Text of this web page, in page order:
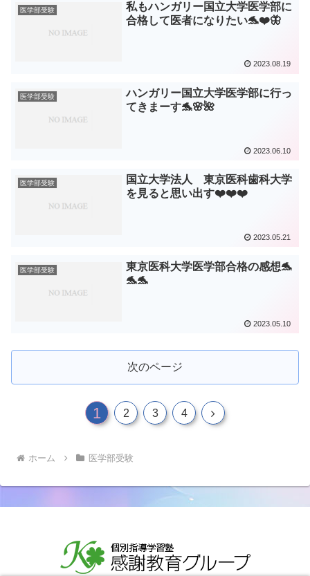
医学部受験
私もハンガリー国立大学医学部に
合格して医者になりたい🐬❤️🦋
2023.08.19
医学部受験
ハンガリー国立大学医学部に行っ
てきまーす🐬🌸🌺
2023.06.10
医学部受験
国立大学法人 東京医科歯科大学
を見ると思い出す❤️❤️❤️
2023.05.21
医学部受験
東京医科大学医学部合格の感想🐬
🐬🐬
2023.05.10
次のページ
1 2 3 4
次
ホーム 医学部受験